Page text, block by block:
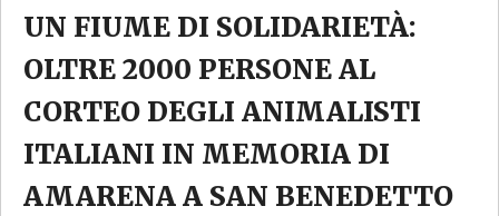
UN FIUME DI SOLIDARIETÀ:
OLTRE 2000 PERSONE AL
CORTEO DEGLI ANIMALISTI
ITALIANI IN MEMORIA DI
AMARENA A SAN BENEDETTO